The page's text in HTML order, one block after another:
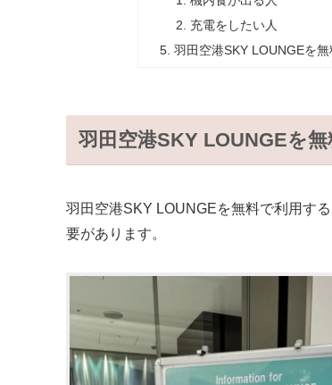
充電をしたい人
羽田空港SKY LOUNGEを無
羽田空港SKY LOUNGEを
羽田空港SKY LOUNGEを無料で利用する
要があります。